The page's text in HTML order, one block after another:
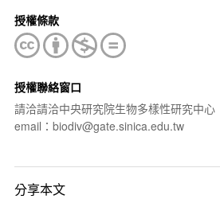
授權條款
授權聯絡窗口
請洽請洽中央研究院生物多樣性研究中心
email：biodiv@gate.sinica.edu.tw
分享本文